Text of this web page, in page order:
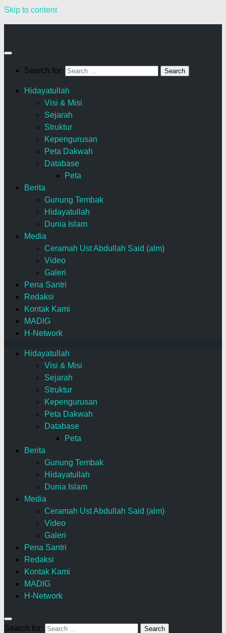
Skip to content
Search for:
Hidayatullah
Visi & Misi
Sejarah
Struktur
Kepengurusan
Peta Dakwah
Database
Peta
Berita
Gunung Tembak
Hidayatullah
Dunia Islam
Media
Ceramah Ust Abdullah Said (alm)
Video
Galeri
Pena Santri
Redaksi
Kontak Kami
MADIG
H-Network
Hidayatullah
Visi & Misi
Sejarah
Struktur
Kepengurusan
Peta Dakwah
Database
Peta
Berita
Gunung Tembak
Hidayatullah
Dunia Islam
Media
Ceramah Ust Abdullah Said (alm)
Video
Galeri
Pena Santri
Redaksi
Kontak Kami
MADIG
H-Network
Search for: